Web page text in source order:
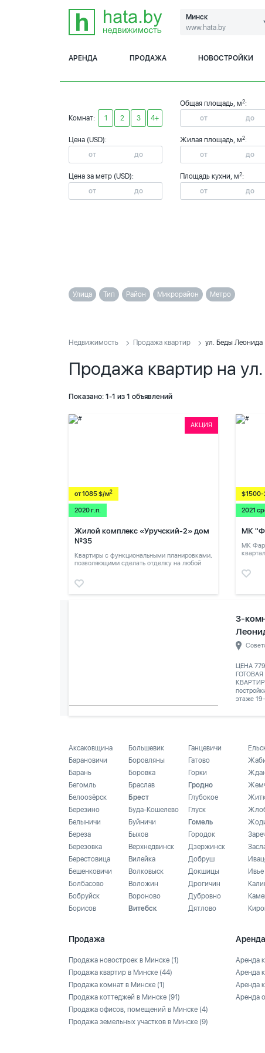
Минск
www.hata.by
АРЕНДА ПРОДАЖА НОВОСТРОЙКИ
Комнат: 1 2 3 4+
Цена (USD):
Цена за метр (USD):
Общая площадь, м2:
Жилая площадь, м2:
Площадь кухни, м2:
Улица Тип Район Микрорайон Метро
Недвижимость Продажа квартир ул. Беды Леонида
Продажа квартир на
Показано: 1-1 из 1 объявлений
АКЦИЯ
от 1085 $/м2
2020 г.п.
Жилой комплекс «Уручский-2» дом
№35
Квартиры с функциональными планировками,
позволяющими сделать отделку на любой
2021
МК
МК
3-
ЦЕНА
этаже
Аксаковщина
Барановичи
Барань
Бегомль
Белоозёрск
Березино
Белыничи
Береза
Березовка
Берестовица
Бешенковичи
Болбасово
Бобруйск
Борисов
Большевик
Боровляны
Боровка
Браслав
Брест
Буда-Кошелево
Буйничи
Быхов
Верхнедвинск
Вилейка
Волковыск
Воложин
Вороново
Витебск
Ганцевичи
Гатово
Горки
Гродно
Глубокое
Глуск
Гомель
Городок
Дзержинск
Добруш
Докшицы
Дрогичин
Дубровно
Дятлово
Ивье
Продажа
Продажа новостроек в Минске (1)
Продажа квартир в Минске (44)
Продажа комнат в Минске (1)
Продажа коттеджей в Минске (91)
Продажа офисов, помещений в Минске (4)
Продажа земельных участков в Минске (9)
Аренда
Аренда
Аренда
Аренда
Аренда